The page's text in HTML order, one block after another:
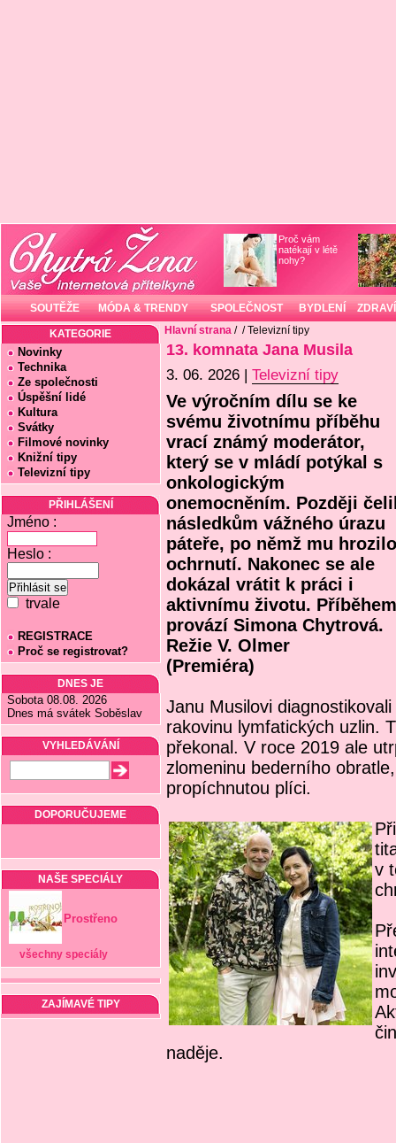
Proč vám
natékají v létě
nohy?
SOUTĚŽE MÓDA & TRENDY SPOLEČNOST BYDLENÍ ZDRAVÍ
KATEGORIE
Novinky
Technika
Ze společnosti
Úspěšní lidé
Kultura
Svátky
Filmové novinky
Knižní tipy
Televizní tipy
PŘIHLÁŠENÍ
Jméno :
Heslo :
trvale
REGISTRACE
Proč se registrovat?
DNES JE
Sobota 08.08. 2026
Dnes má svátek Soběslav
VYHLEDÁVÁNÍ
DOPORUČUJEME
NAŠE SPECIÁLY
Prostřeno
všechny speciály
ZAJÍMAVÉ TIPY
Hlavní strana / / Televizní tipy
13. komnata Jana Musila
3. 06. 2026 | Televizní tipy
Ve výročním dílu se ke
svému životnímu příběhu
vrací známý moderátor,
který se v mládí potýkal s
onkologickým
onemocněním. Později
následkům vážného úrazu
páteře, po němž mu hrozilo
ochrnutí. Nakonec se ale
dokázal vrátit k práci i
aktivnímu životu. Příběhem
provází Simona Chytrová.
Režie V. Olmer
(Premiéra)
Janu Musilovi
rakovinu lymfatických uzlin.
překonal. V roce 2019 ale
zlomeninu bederního
propíchnutou plíci.
v
naděje.